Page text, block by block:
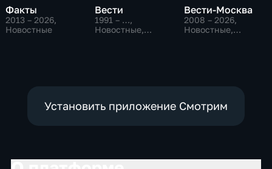
Факты
2013 – 2026,
Новостные
Вести
1991 – …,
Новостные,
Вести-Москва
2008 – 2026,
Новостные,
Установить приложение Смотрим